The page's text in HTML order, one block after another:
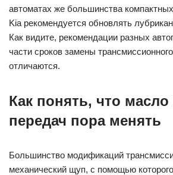
автоматах же большинства
Kia рекомендуется обновлять
Как видите, рекомендации разных
части сроков замены
отличаются.
Как понять, что масло
передач пора менять
Большинство модификаций
механический щуп, с помощью